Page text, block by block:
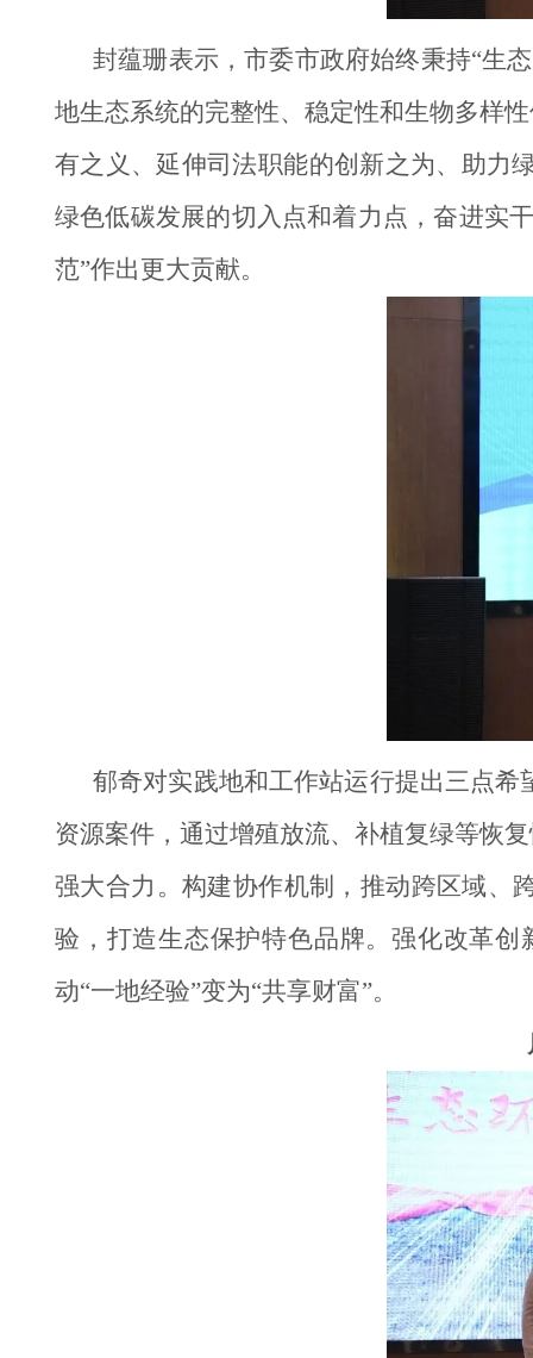
封蕴珊表示，市委市政府始终秉持“生
地生态系统的完整性、稳定性和生物多样
有之义、延伸司法职能的创新之为、助力
绿色低碳发展的切入点和着力点，奋进实
范”作出更大贡献。
郁奇对实践地和工作站运行提出三点
资源案件，通过增殖放流、补植复绿等恢
强大合力。构建协作机制，推动跨区域、
验，打造生态保护特色品牌。强化改革
动“一地经验”变为“共享财富”。